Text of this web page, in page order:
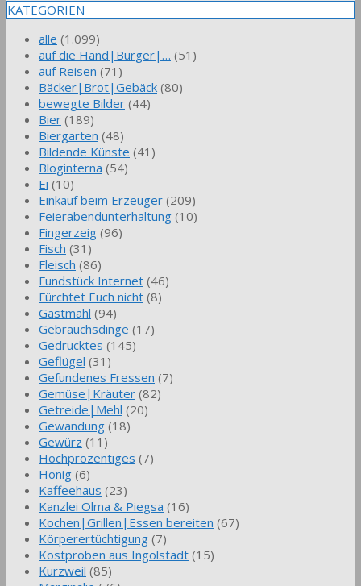
KATEGORIEN
alle (1.099)
auf die Hand|Burger|… (51)
auf Reisen (71)
Bäcker|Brot|Gebäck (80)
bewegte Bilder (44)
Bier (189)
Biergarten (48)
Bildende Künste (41)
Bloginterna (54)
Ei (10)
Einkauf beim Erzeuger (209)
Feierabendunterhaltung (10)
Fingerzeig (96)
Fisch (31)
Fleisch (86)
Fundstück Internet (46)
Fürchtet Euch nicht (8)
Gastmahl (94)
Gebrauchsdinge (17)
Gedrucktes (145)
Geflügel (31)
Gefundenes Fressen (7)
Gemüse|Kräuter (82)
Getreide|Mehl (20)
Gewandung (18)
Gewürz (11)
Hochprozentiges (7)
Honig (6)
Kaffeehaus (23)
Kanzlei Olma & Piegsa (16)
Kochen|Grillen|Essen bereiten (67)
Körperertüchtigung (7)
Kostproben aus Ingolstadt (15)
Kurzweil (85)